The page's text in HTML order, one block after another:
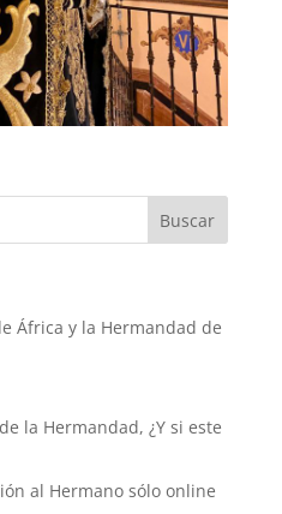
África y la Hermandad de
la Hermandad, ¿Y si este
al Hermano sólo online